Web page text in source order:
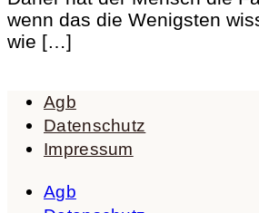
wenn das die Wenigsten
wie […]
Agb
Datenschutz
Impressum
Agb